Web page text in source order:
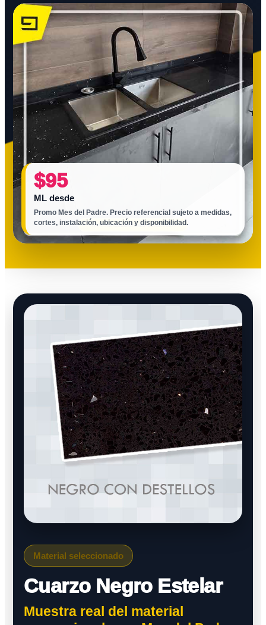
$95
ML desde
Promo Mes del Padre. Precio referencial sujeto a medidas,
cortes, instalación, ubicación y disponibilidad.
Material seleccionado
Cuarzo Negro Estelar
Muestra real del material